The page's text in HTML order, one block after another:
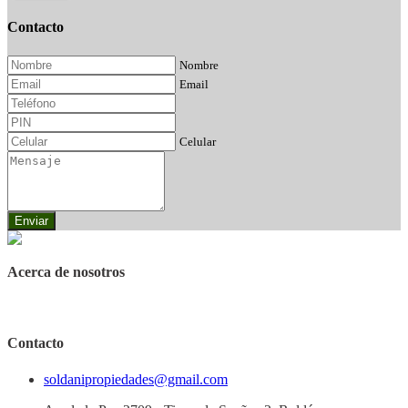
Contacto
Nombre
Email
Celular
Enviar
Acerca de nosotros
Contacto
soldanipropiedades@gmail.com